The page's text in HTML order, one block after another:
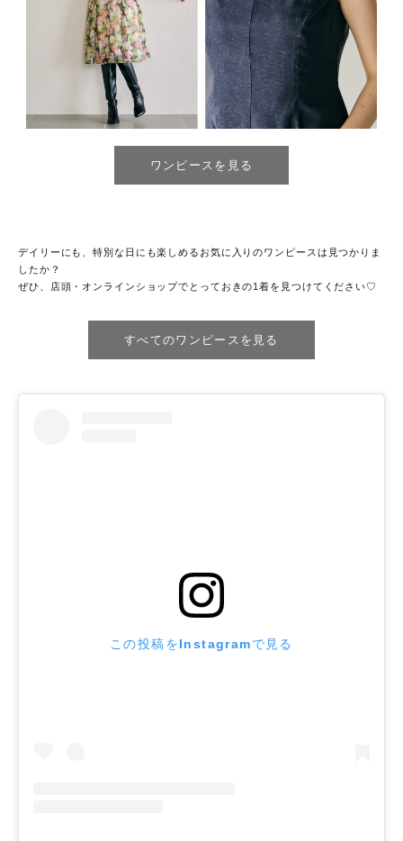
ワンピースを見る
デイリーにも、特別な日にも楽しめるお気に入りのワンピースは見つかりま
したか？
ぜひ、店頭・オンラインショップでとっておきの1着を見つけてください♡
すべてのワンピースを見る
この投稿をInstagramで見る